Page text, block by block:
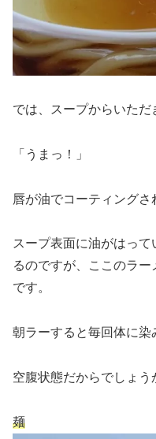
では、スープからいただ
「うまっ！」
唇が油でコーティングさ
スープ表面に油がはっ
るのですが、ここのラ
です。
朝ラーすると毎回体に染
空腹状態だからでしょう
麺